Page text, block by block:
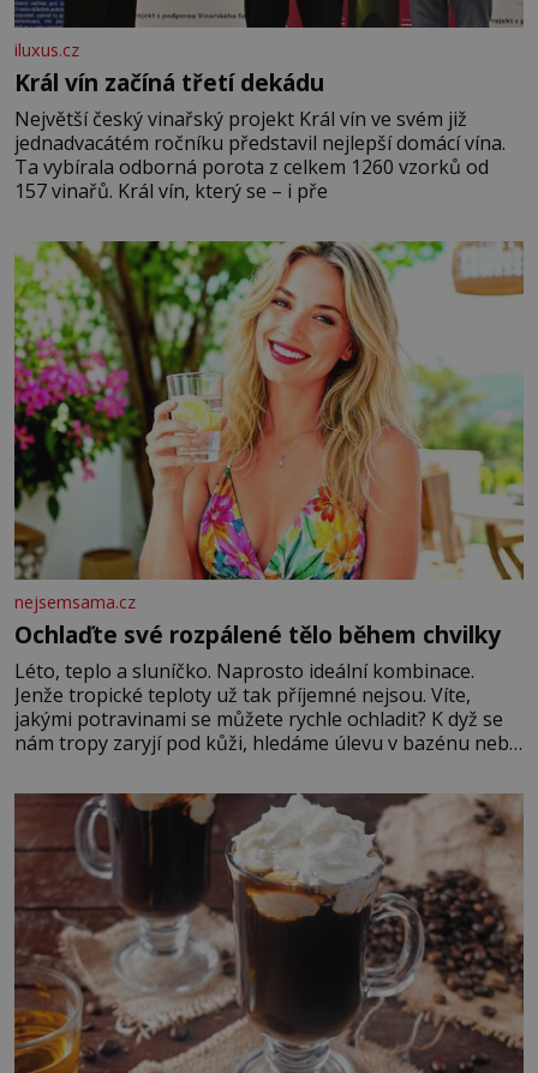
iluxus.cz
Král vín začíná třetí dekádu
Největší český vinařský projekt Král vín ve svém již
jednadvacátém ročníku představil nejlepší domácí vína.
Ta vybírala odborná porota z celkem 1260 vzorků od
157 vinařů. Král vín, který se – i pře
nejsemsama.cz
Ochlaďte své rozpálené tělo během chvilky
Léto, teplo a sluníčko. Naprosto ideální kombinace.
Jenže tropické teploty už tak příjemné nejsou. Víte,
jakými potravinami se můžete rychle ochladit? K dyž se
nám tropy zaryjí pod kůži, hledáme úlevu v bazénu nebo
blízkosti. Nemusíte však zoufat. Pokud budete mít
promyšlený jídelníček, žadné pařáky si na vás